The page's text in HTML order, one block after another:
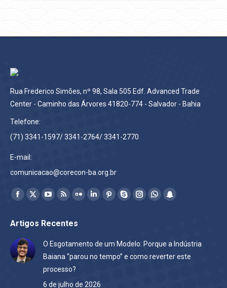
Rua Frederico Simões, nº 98, Sala 505 Edf. Advanced Trade
Center - Caminho das Árvores 41820-774 - Salvador - Bahia
Telefone:
(71) 3341-1597/ 3341-2764/ 3341-2770
E-mail:
comunicacao@corecon-ba.org.br
Encontre-nos em:
Facebook
opens
in
new
window
X
opens
new
window
YouTube
opens
in
new
window
Rss
opens
in
new
window
FlickrLinkedin
in
new
Pinterest
new
SkypeInstagram
in
Whatsapp
new
Snapchat
in
Artigos Recentes
O Esgotamento de um Modelo: Porque a Indústria
Baiana “parou no tempo” e como reverter este
processo?
6 de julho de 2026